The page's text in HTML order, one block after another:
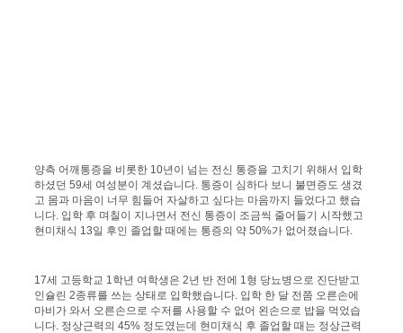
양측 어깨통증을 비롯한 10년이 넘는 전신 통증을 고치기 위해서 입학
하셨던 59세 여성분이 계셨습니다. 통증이 심하다 보니 불면증도 생겼
고 몸과 마음이 너무 힘들어 자살하고 싶다는 마음까지 들었다고 했습
니다. 입학 후 며칠이 지나면서 전신 통증이 조금씩 줄어들기 시작했고
현미채식 13일 후인 졸업할 때에는 통증의 약 50%가 없어졌습니다.
17세 고등학교 1학년 여학생은 2년 반 전에 1형 당뇨병으로 진단받고
인슐린 2종류를 쓰는 상태로 입학했습니다. 입학 한 달 전쯤 오른손에
마비가 와서 오른손으로 수저를 사용할 수 없어 왼손으로 밥을 먹었습
니다. 정상근력의 45% 정도였는데 현미채식 후 졸업할 때는 정상근력